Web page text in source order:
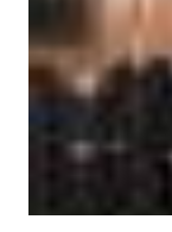
non può essere
l’esperienza.
diventerà
2035),
lampante: L’IA